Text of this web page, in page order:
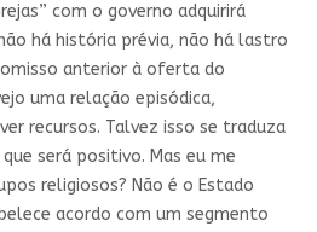
com o governo adquirirá
há história prévia, não há lastro
anterior à oferta do
uma relação episódica,
recursos. Talvez isso se traduza
será positivo. Mas eu me
religiosos? Não é o Estado
acordo com um segmento